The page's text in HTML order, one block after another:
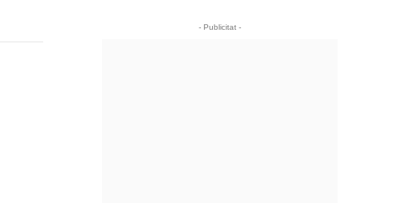
- Publicitat -